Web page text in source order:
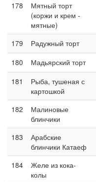
178
Мятный торт
(коржи и крем -
мятные)
179 Радужный торт
180
Мадьярский торт
181
Рыба, тушеная с
картошкой
182
Малиновые
блинчики
183
Арабские
блинчики Катаеф
184
Желе из кока-
колы